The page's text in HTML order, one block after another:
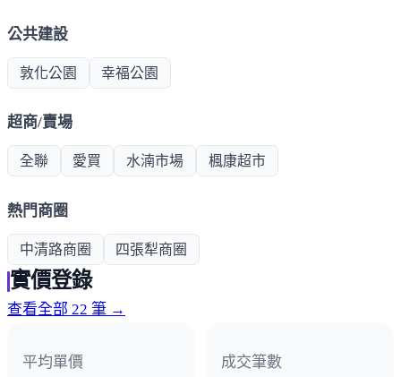
公共建設
敦化公園 幸福公園
超商/賣場
全聯 愛買 水湳市場 楓康超市
熱門商圈
中清路商圈 四張犁商圈
實價登錄
查看全部 22 筆 →
平均單價 成交筆數